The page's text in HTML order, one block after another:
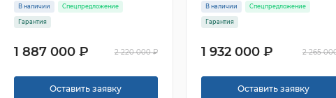
В наличии Спецпредложение
Гарантия
1 887 000 ₽ 2 220 000 ₽
Оставить заявку
В наличии Спецпредложение
Гарантия
1 932 000 ₽ 2 265
Оставить заявку